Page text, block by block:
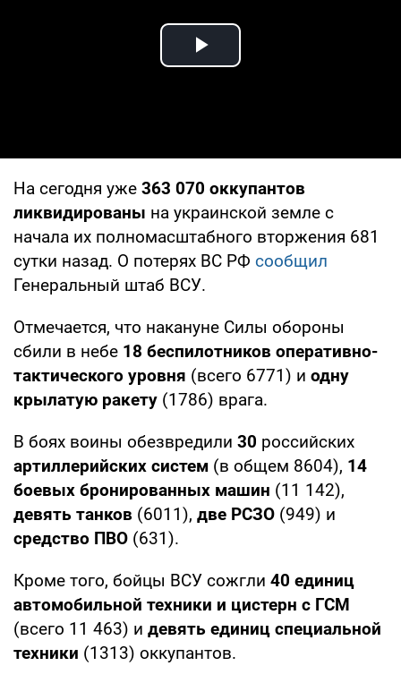
Play Video
На сегодня уже 363 070 оккупантов
ликвидированы на украинской земле с
начала их полномасштабного вторжения 681
сутки назад. О потерях ВС РФ сообщил
Генеральный штаб ВСУ.
Отмечается, что накануне Силы обороны
сбили в небе 18 беспилотников оперативно-
тактического уровня (всего 6771) и одну
крылатую ракету (1786) врага.
В боях воины обезвредили 30 российских
артиллерийских систем (в общем 8604), 14
боевых бронированных машин (11 142),
девять танков (6011), две РСЗО (949) и
средство ПВО (631).
Кроме того, бойцы ВСУ сожгли 40 единиц
автомобильной техники и цистерн с ГСМ
(всего 11 463) и девять единиц специальной
техники (1313) оккупантов.